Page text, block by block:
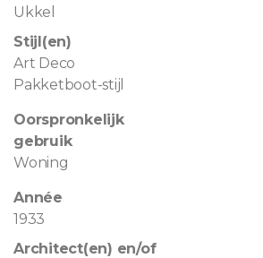
Ukkel
Stijl(en)
Art Deco
Pakketboot-stijl
Oorspronkelijk
gebruik
Woning
Année
1933
Architect(en) en/of